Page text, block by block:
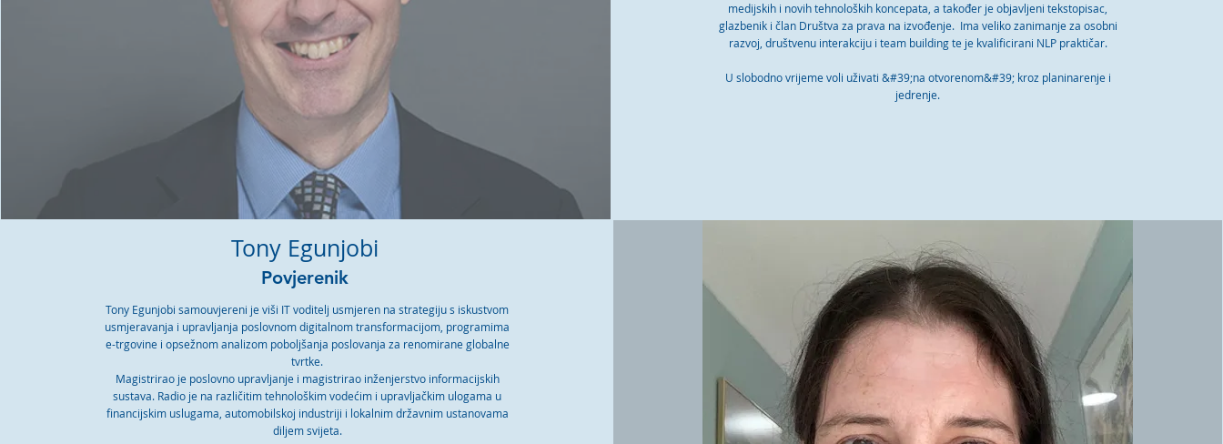
Tony Egunjobi
Povjerenik
Tony Egunjobi samouvjereni je viši IT voditelj usmjeren na strategiju s iskustvom
usmjeravanja i upravljanja poslovnom digitalnom transformacijom, programima
e-trgovine i opsežnom analizom poboljšanja poslovanja za renomirane globalne
tvrtke.
Magistrirao je poslovno upravljanje i magistrirao inženjerstvo informacijskih
sustava. Radio je na različitim tehnološkim vodećim i upravljačkim ulogama u
financijskim uslugama, automobilskoj industriji i lokalnim državnim ustanovama
diljem svijeta.
medijskih i novih tehnoloških koncepata, a također je objavljeni tekstopisac,
glazbenik i član Društva za prava na izvođenje. Ima veliko zanimanje za osobni
razvoj, društvenu interakciju i team building te je kvalificirani NLP praktičar.
U slobodno vrijeme voli uživati &#39;na otvorenom&#39; kroz planinarenje i
jedrenje.